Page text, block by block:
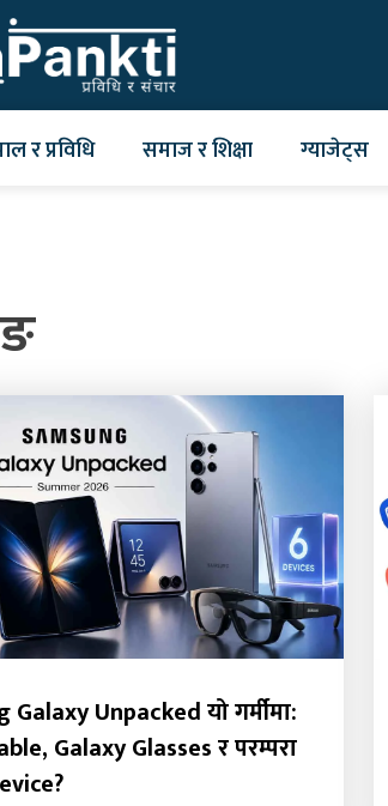
र प्रविधि समाज र शिक्षा ग्याजेट्स
Galaxy Unpacked यो गर्मीमा:
Galaxy Glasses र परम्परा